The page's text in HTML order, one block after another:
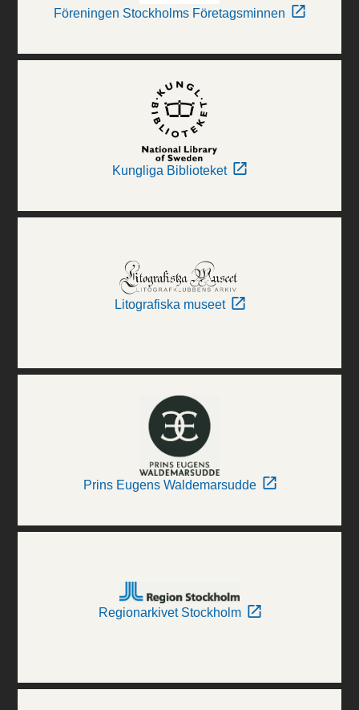
Föreningen Stockholms Företagsminnen
Kungliga Biblioteket
Litografiska museet
Prins Eugens Waldemarsudde
Regionarkivet Stockholm